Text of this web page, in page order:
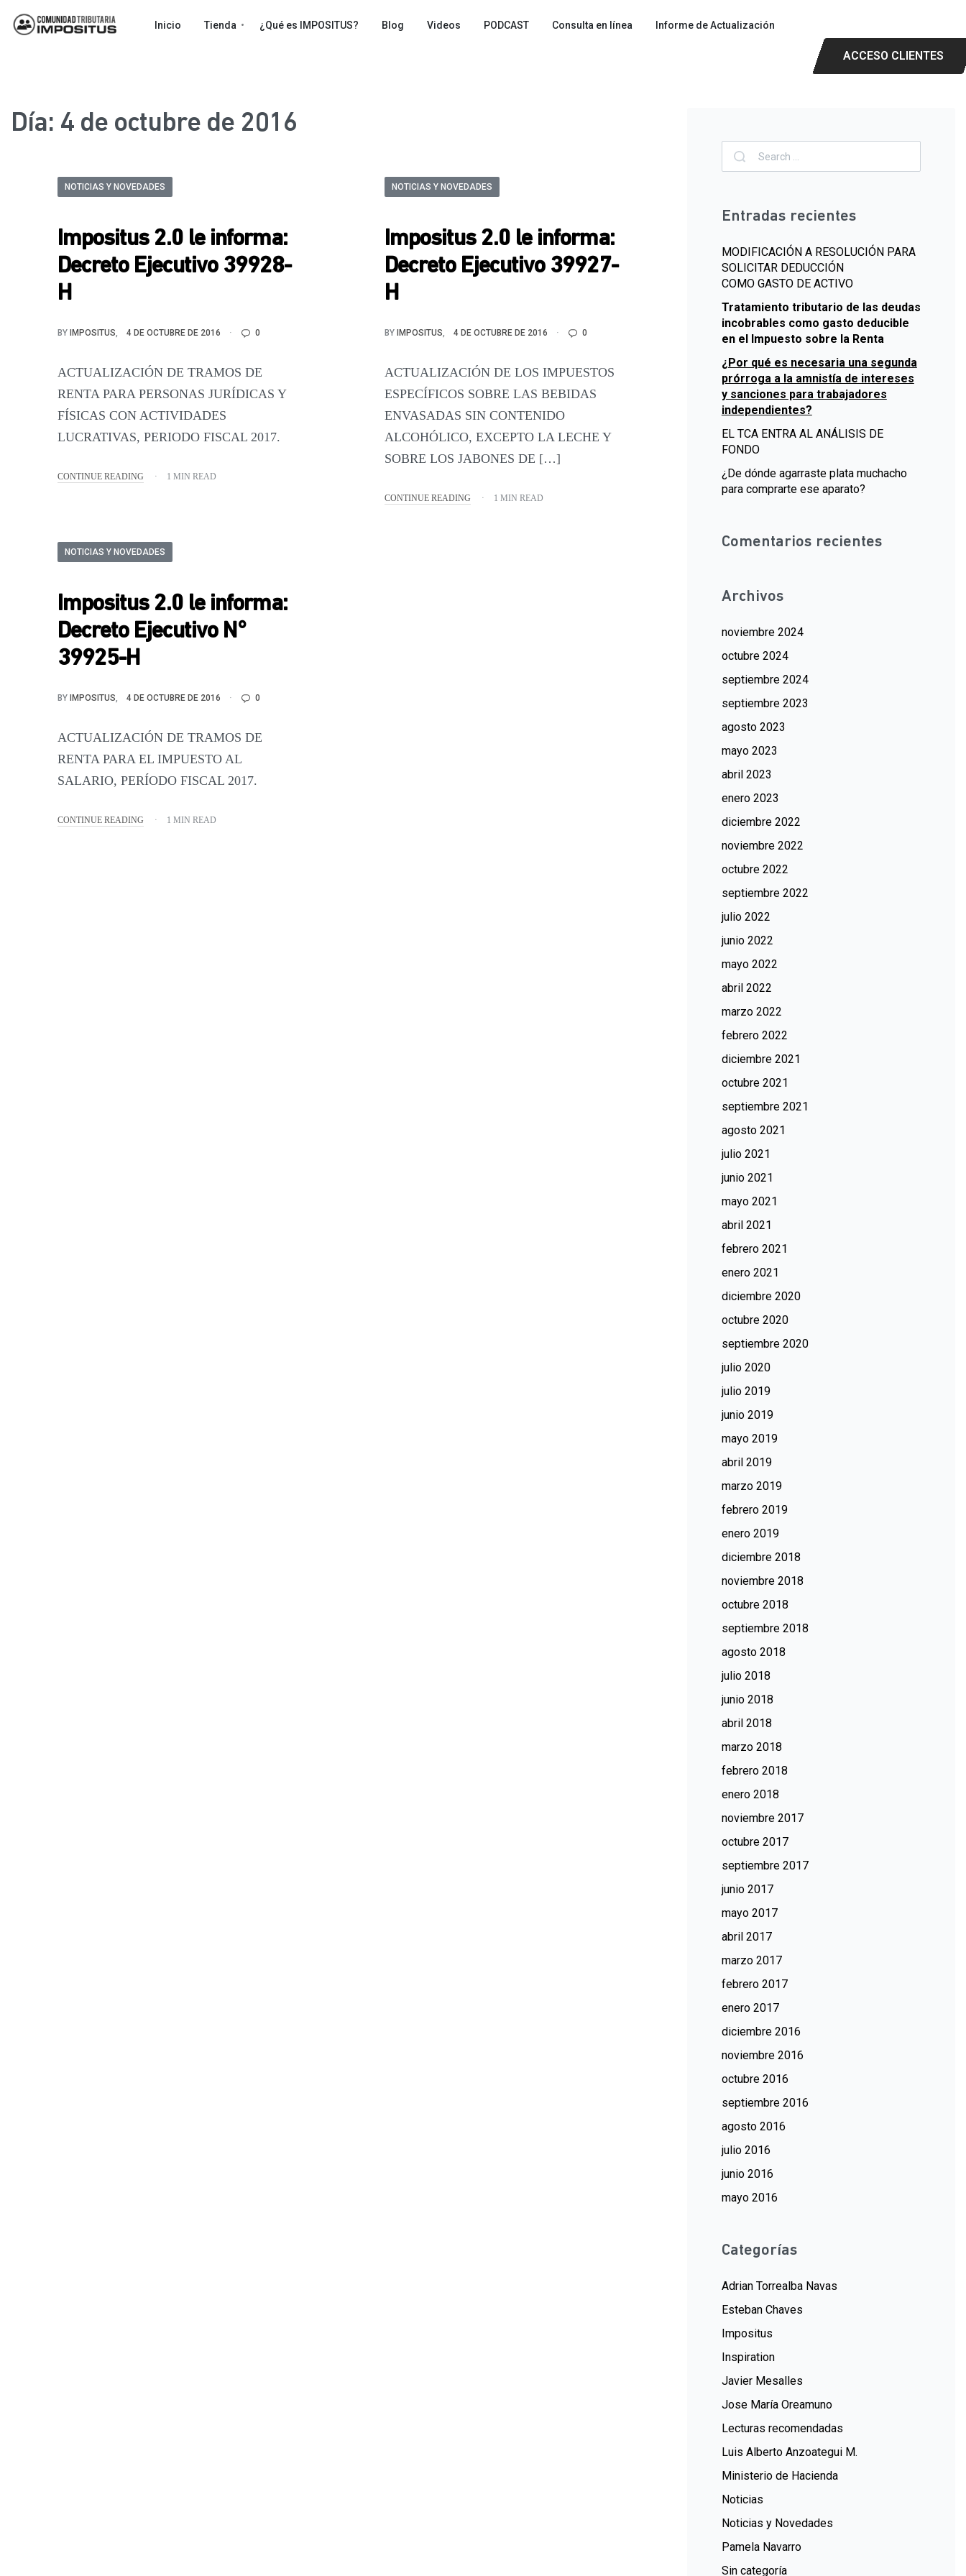
Inicio Tienda ¿Qué es IMPOSITUS? Blog Videos PODCAST Consulta en línea Informe de Actualización
ACCESO CLIENTES
Día: 4 de octubre de 2016
NOTICIAS Y NOVEDADES
Impositus 2.0 le informa:
Decreto Ejecutivo 39928-
H
BY IMPOSITUS 4 DE OCTUBRE DE 2016 0
ACTUALIZACIÓN DE TRAMOS DE
RENTA PARA PERSONAS JURÍDICAS Y
FÍSICAS CON ACTIVIDADES
LUCRATIVAS, PERIODO FISCAL 2017.
CONTINUE READING 1 MIN READ
NOTICIAS Y NOVEDADES
Impositus 2.0 le informa:
Decreto Ejecutivo 39927-
H
BY IMPOSITUS 4 DE OCTUBRE DE 2016 0
ACTUALIZACIÓN DE LOS IMPUESTOS
ESPECÍFICOS SOBRE LAS BEBIDAS
ENVASADAS SIN CONTENIDO
ALCOHÓLICO, EXCEPTO LA LECHE Y
SOBRE LOS JABONES DE […]
CONTINUE READING 1 MIN READ
NOTICIAS Y NOVEDADES
Impositus 2.0 le informa:
Decreto Ejecutivo N°
39925-H
BY IMPOSITUS 4 DE OCTUBRE DE 2016 0
ACTUALIZACIÓN DE TRAMOS DE
RENTA PARA EL IMPUESTO AL
SALARIO, PERÍODO FISCAL 2017.
CONTINUE READING 1 MIN READ
Entradas recientes
MODIFICACIÓN A RESOLUCIÓN PARA
SOLICITAR DEDUCCIÓN
COMO GASTO DE ACTIVO
Tratamiento tributario de las deudas
incobrables como gasto deducible
en el Impuesto sobre la Renta
¿Por qué es necesaria una segunda
prórroga a la amnistía de intereses
y sanciones para trabajadores
independientes?
EL TCA ENTRA AL ANÁLISIS DE
FONDO
¿De dónde agarraste plata muchacho
para comprarte ese aparato?
Comentarios recientes
Archivos
noviembre 2024
octubre 2024
septiembre 2024
septiembre 2023
agosto 2023
mayo 2023
abril 2023
enero 2023
diciembre 2022
noviembre 2022
octubre 2022
septiembre 2022
julio 2022
junio 2022
mayo 2022
abril 2022
marzo 2022
febrero 2022
diciembre 2021
octubre 2021
septiembre 2021
agosto 2021
julio 2021
junio 2021
mayo 2021
abril 2021
febrero 2021
enero 2021
diciembre 2020
octubre 2020
septiembre 2020
julio 2020
julio 2019
junio 2019
mayo 2019
abril 2019
marzo 2019
febrero 2019
enero 2019
diciembre 2018
noviembre 2018
octubre 2018
septiembre 2018
agosto 2018
julio 2018
junio 2018
abril 2018
marzo 2018
febrero 2018
enero 2018
noviembre 2017
octubre 2017
septiembre 2017
junio 2017
mayo 2017
abril 2017
marzo 2017
febrero 2017
enero 2017
diciembre 2016
noviembre 2016
octubre 2016
septiembre 2016
agosto 2016
julio 2016
junio 2016
mayo 2016
Categorías
Adrian Torrealba Navas
Esteban Chaves
Impositus
Inspiration
Javier Mesalles
Jose María Oreamuno
Lecturas recomendadas
Luis Alberto Anzoategui M.
Ministerio de Hacienda
Noticias
Noticias y Novedades
Pamela Navarro
Sin categoría